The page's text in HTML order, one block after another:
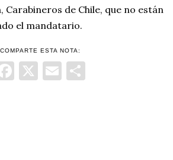
Carabineros de Chile, que no están
el mandatario.
COMPARTE ESTA NOTA:
Facebook
X Email